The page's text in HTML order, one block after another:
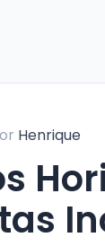
Henrique